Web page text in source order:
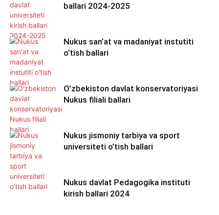
ballari 2024-2025
Nukus san’at va madaniyat instutiti
o’tish ballari
O’zbekiston davlat konservatoriyasi
Nukus filiali ballari
Nukus jismoniy tarbiya va sport
universiteti o’tish ballari
Nukus davlat Pedagogika instituti
kirish ballari 2024